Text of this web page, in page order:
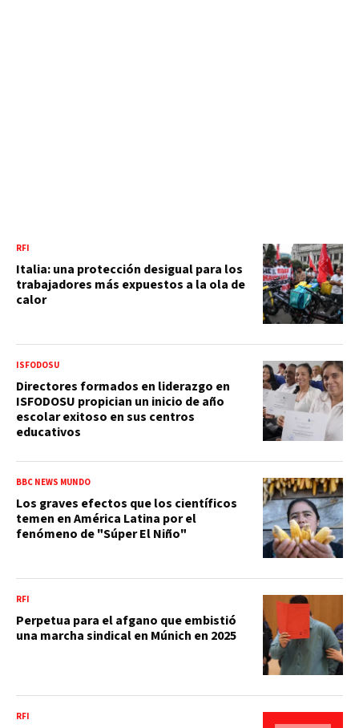
RFI
Italia: una protección desigual para los
trabajadores más expuestos a la ola de
calor
ISFODOSU
Directores formados en liderazgo en
ISFODOSU propician un inicio de año
escolar exitoso en sus centros
educativos
BBC NEWS MUNDO
Los graves efectos que los científicos
temen en América Latina por el
fenómeno de "Súper El Niño"
RFI
Perpetua para el afgano que embistió
una marcha sindical en Múnich en 2025
RFI